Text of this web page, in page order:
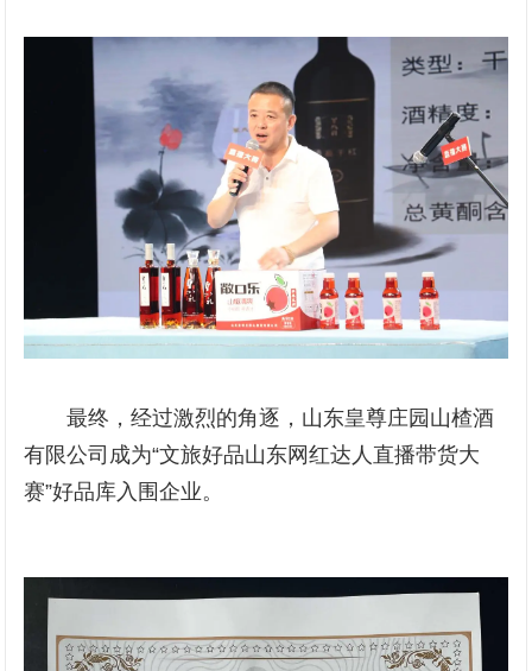
最终，经过激烈的角逐，山东皇尊庄园山楂酒
有限公司成为“文旅好品山东网红达人直播带货大
赛”好品库入围企业。